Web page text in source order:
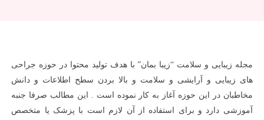
مجله زیبایی و سلامت “زیبا بمان” با هدف تولید محتوا در حوزه جراحی
های زیبایی و آرایشی و سلامت و بالا بردن سطح اطلاعات و دانش
مخاطبان در این حوزه آغاز به کار نموده است . این مطالب صرفا جنبه
آموزشی دارد و برای استفاده از آن لازم است با پزشک یا متخصص